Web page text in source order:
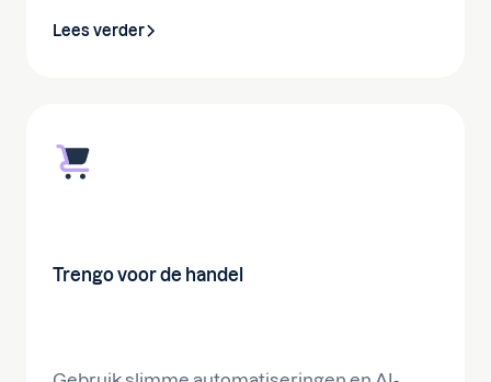
Lees verder
Trengo voor de handel